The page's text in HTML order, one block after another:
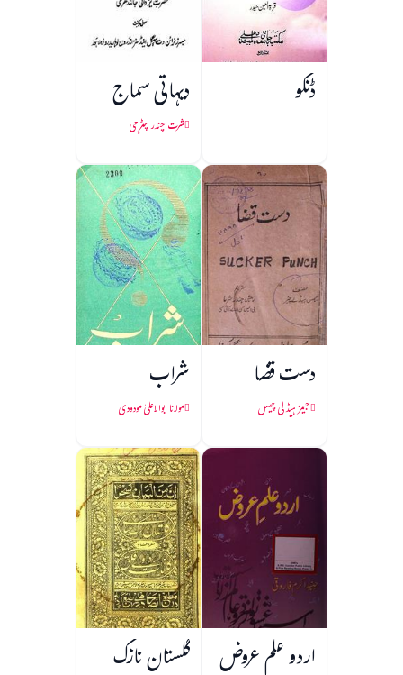
ڈنگو دیہاتی سماج
شرت چندر چٹرجی
دست قضا
جیمز ہیڈلی چیس
شراب
مولانا ابوالاعلیٰ مودودی
اردو علم عروض گلستان نازک